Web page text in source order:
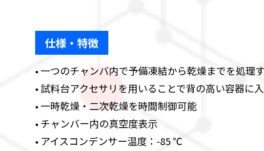
仕様・特徴
• 一つのチャンバ内で予備凍結から乾燥までを処理
• 試料台アクセサリを用いることで背の高い容器に
• 一時乾燥・二次乾燥を時間制御可能
• チャンバー内の真空度表示
• アイスコンデンサー温度：-85 ℃